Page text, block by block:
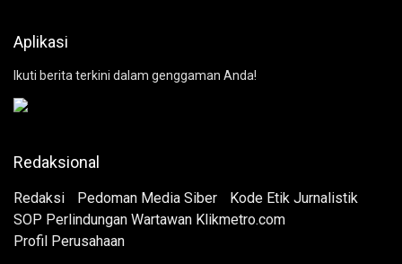
Aplikasi
Ikuti berita terkini dalam genggaman Anda!
Redaksional
Redaksi Pedoman Media Siber
Kode Etik Jurnalistik
SOP Perlindungan Wartawan Klikmetro.com
Profil Perusahaan